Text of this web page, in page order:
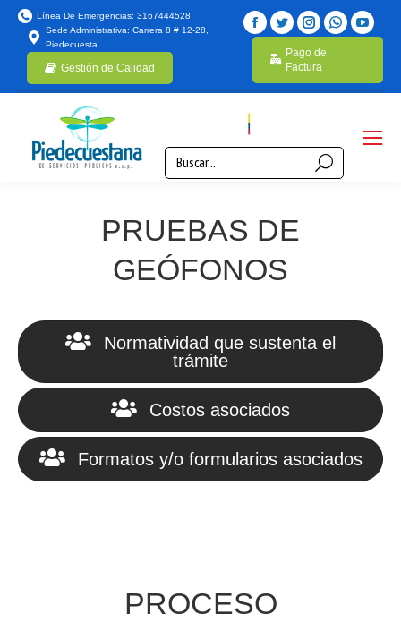
Línea De Emergencias: 3167444528
Sede Administrativa: Carrera 8 # 12-28,
Piedecuesta.
Gestión de Calidad
Pago de
Factura
PRUEBAS DE
GEÓFONOS
Normatividad que sustenta el
trámite
Costos asociados
Formatos y/o formularios asociados
PROCESO